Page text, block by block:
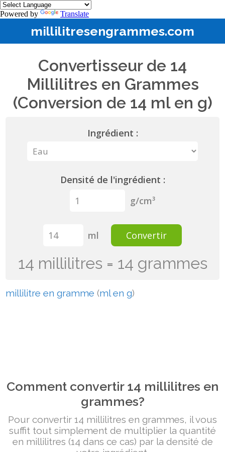
Powered by Translate
millilitresengrammes.com
Convertisseur de 14
Millilitres en Grammes
(Conversion de 14 ml en g)
Ingrédient :
Densité de l'ingrédient :
g/cm³
ml Convertir
14 millilitres = 14 grammes
millilitre en gramme (ml en g)
Comment convertir 14 millilitres en
grammes?
Pour convertir 14 millilitres en grammes, il vous
suffit tout simplement de multiplier la quantité
en millilitres (14 dans ce cas) par la densité de